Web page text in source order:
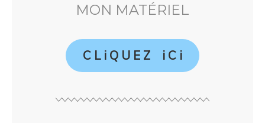
MON MATÉRIEL
C L i Q U E Z i C i